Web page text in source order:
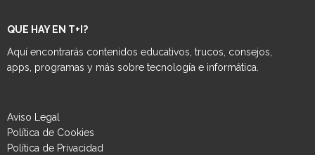
QUE HAY EN T+I?
Aquí encontrarás contenidos educativos, trucos, consejos,
apps, programas y más sobre tecnología e informática.
Aviso Legal
Política de Cookies
Política de Privacidad